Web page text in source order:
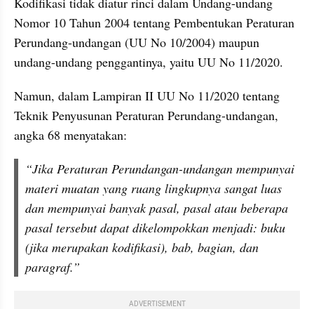
Nomor 10 Tahun 2004 tentang Pembentukan Peraturan
Perundang-undangan (UU No 10/2004) maupun
undang-undang penggantinya, yaitu UU No 11/2020.
Namun, dalam Lampiran II UU No 11/2020 tentang
Teknik Penyusunan Peraturan Perundang-undangan,
angka 68 menyatakan:
“Jika Peraturan Perundangan-undangan mempunyai
materi muatan yang ruang lingkupnya sangat luas
dan mempunyai banyak pasal, pasal atau beberapa
pasal tersebut dapat dikelompokkan menjadi: buku
(jika merupakan kodifikasi), bab, bagian, dan
paragraf.”
ADVERTISEMENT